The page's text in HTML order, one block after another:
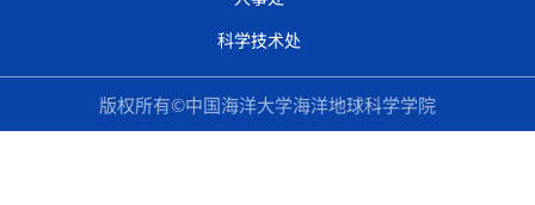
科学技术处
版权所有©中国海洋大学海洋地球科学学院